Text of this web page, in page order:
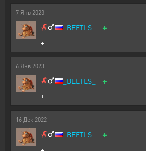
7 Янв 2023
_BEETLS_ +
+
6 Янв 2023
_BEETLS_ +
+
16 Дек 2022
_BEETLS_ +